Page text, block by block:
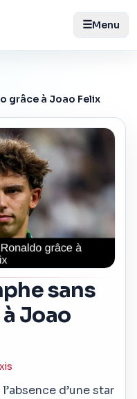
☰Menu
grâce à Joao Felix
sans
Joao
d’une star